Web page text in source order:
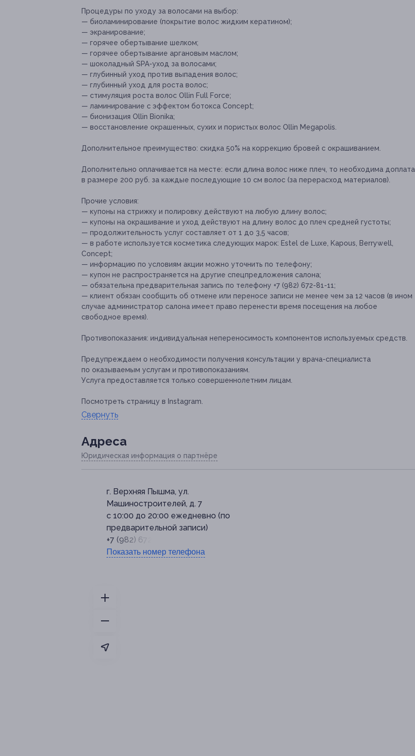
Процедуры по уходу за волосами на выбор:
— биоламинирование (покрытие волос жидким кератином);
— экранирование;
— горячее обертывание шелком;
— горячее обертывание аргановым маслом;
— шоколадный SPA-уход за волосами;
— глубинный уход против выпадения волос;
— глубинный уход для роста волос;
— стимуляция роста волос Ollin Full Force;
— ламинирование с эффектом ботокса Concept;
— бионизация Ollin Bionika;
— восстановление окрашенных, сухих и пористых волос Ollin Megapolis.
Дополнительное преимущество: скидка 50% на коррекцию бровей с окрашиванием.
Дополнительно оплачивается на месте: если длина волос ниже плеч, то необходима доплата
в размере 200 руб. за каждые последующие 10 см волос (за перерасход материалов).
Прочие условия:
— купоны на стрижку и полировку действуют на любую длину волос;
— купоны на окрашивание и уход действуют на длину волос до плеч средней густоты;
— продолжительность услуг составляет от 1 до 3,5 часов;
— в работе используется косметика следующих марок: Estel de Luxe, Kapous, Berrywell,
Concept;
— информацию по условиям акции можно уточнить по телефону;
— купон не распространяется на другие спецпредложения салона;
— обязательна предварительная запись по телефону +7 (982) 672-81-11;
— клиент обязан сообщить об отмене или переносе записи не менее чем за 12 часов (в ином
случае администратор салона имеет право перенести время посещения на любое
свободное время).
Противопоказания: индивидуальная непереносимость компонентов используемых средств.
Предупреждаем о необходимости получения консультации у врача-специалиста
по оказываемым услугам и противопоказаниям.
Услуга предоставляется только совершеннолетним лицам.
Посмотреть страницу в Instagram.
Свернуть
Адресa
Юридическая информация о партнёре
г. Верхняя Пышма, ул.
Машиностроителей, д. 7
с 10:00 до 20:00 ежедневно (по
предварительной записи)
+7 (982) 672-81-11
Показать номер телефона